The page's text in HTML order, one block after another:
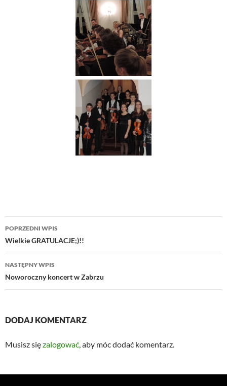
Nawigacja
wpisu
POPRZEDNI WPIS
Wielkie GRATULACJE;)!!
NASTĘPNY WPIS
Noworoczny koncert w Zabrzu
DODAJ KOMENTARZ
Musisz sięzalogować, aby móc dodać komentarz.